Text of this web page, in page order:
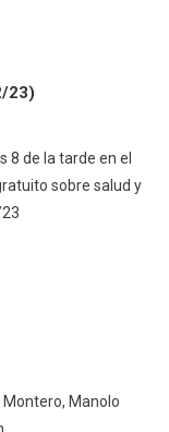
23)
8 de la tarde en el
sobre salud y
Montero, Manolo